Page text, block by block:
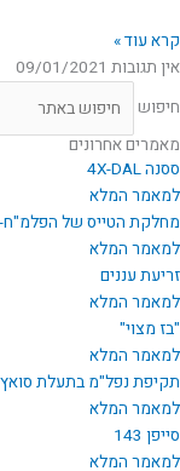
קרא עוד »
אין תגובות 09/01/2021
חיפוש
מאמרים אחרונים
ססנה 4X-DAL
למאמר המלא
מחלקת הטייס של
למאמר המלא
זריעת עננים
למאמר המלא
"בז מצוי"
למאמר המלא
תקיפת נפל"מ בתעלת סואץ
למאמר המלא
סייפן 143
למאמר המלא